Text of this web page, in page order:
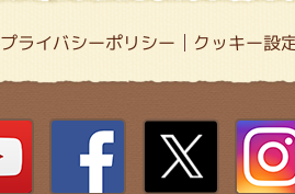
プライバシーポリシー クッキー設